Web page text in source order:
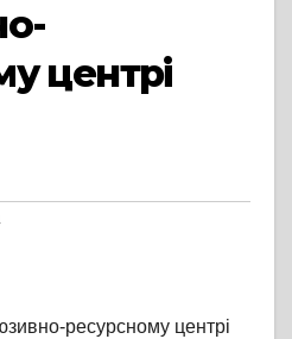
центрі
ресурсному центрі